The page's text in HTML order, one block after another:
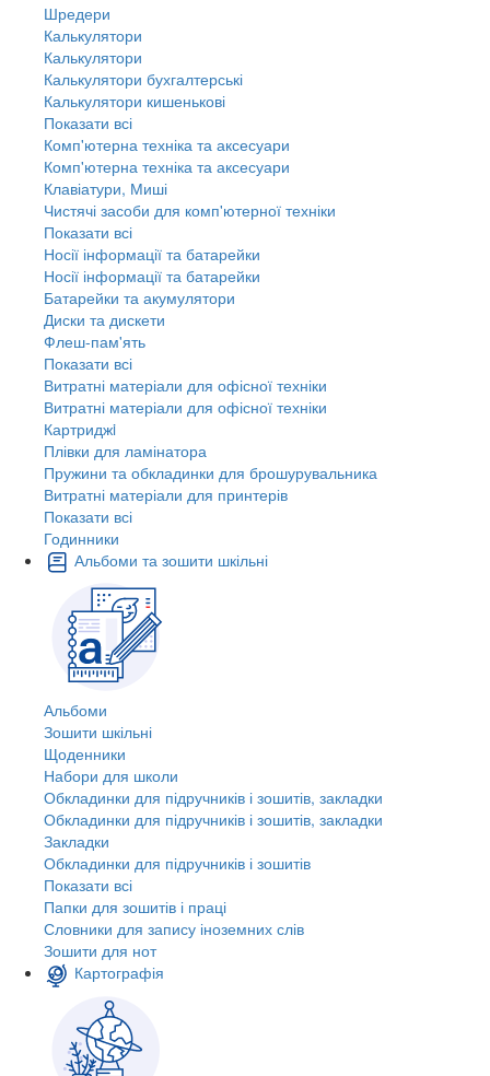
Шредери
Калькулятори
Калькулятори
Калькулятори бухгалтерські
Калькулятори кишенькові
Показати всі
Комп'ютерна техніка та аксесуари
Комп'ютерна техніка та аксесуари
Клавіатури, Миші
Чистячі засоби для комп'ютерної техніки
Показати всі
Носії інформації та батарейки
Носії інформації та батарейки
Батарейки та акумулятори
Диски та дискети
Флеш-пам'ять
Показати всі
Витратні матеріали для офісної техніки
Витратні матеріали для офісної техніки
Картриджi
Плівки для ламінатора
Пружини та обкладинки для брошурувальника
Витратні матеріали для принтерів
Показати всі
Годинники
Альбоми та зошити шкільні
Альбоми
Зошити шкільні
Щоденники
Набори для школи
Обкладинки для підручників і зошитів, закладки
Обкладинки для підручників і зошитів, закладки
Закладки
Обкладинки для підручників і зошитів
Показати всі
Папки для зошитів і праці
Словники для запису іноземних слів
Зошити для нот
Картографія